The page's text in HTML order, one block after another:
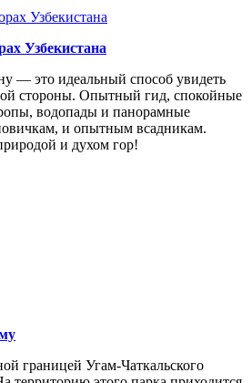
Узбекистана
— это идеальный способ увидеть
стороны. Опытный гид, спокойные
водопады и панорамные
и опытным всадникам.
и духом гор!
границей Угам-Чаткальского